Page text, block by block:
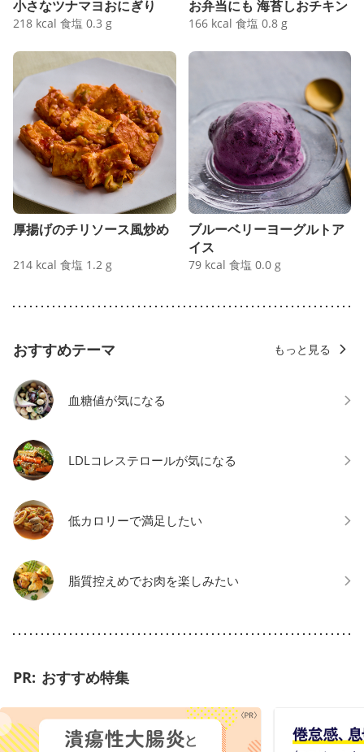
小さなツナマヨおにぎり
218 kcal 食塩 0.3 g
お弁当にも 海苔しおチキン
166 kcal 食塩 0.8 g
厚揚げのチリソース風炒め
214 kcal 食塩 1.2 g
ブルーベリーヨーグルトア
イス
79 kcal 食塩 0.0 g
おすすめテーマ もっと見る
血糖値が気になる
LDLコレステロールが気になる
低カロリーで満足したい
脂質控えめでお肉を楽しみたい
おすすめ特集